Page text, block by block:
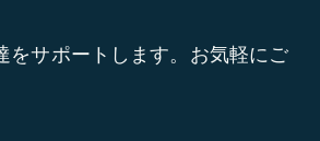
をサポートします。お気軽にご